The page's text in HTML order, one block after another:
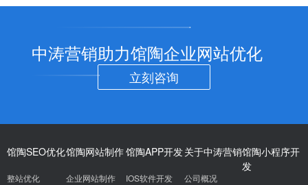
中涛营销助力馆陶企业网站优化
立刻咨询
馆陶SEO优化
整站优化
馆陶网站制作
企业网站制作
馆陶APP开发
IOS软件开发
关于中涛营销
公司概况
馆陶小程序开
发